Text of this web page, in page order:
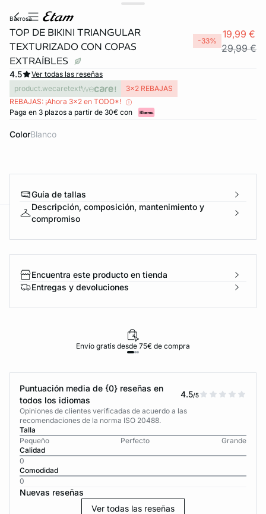
barrosa
TOP DE BIKINI TRIANGULAR
TEXTURIZADO CON COPAS
EXTRAÍBLES
-33%
19,99 €
29,99 €
4.5
Ver todas las reseñas
product.wecaretext
3x2 REBAJAS
REBAJAS: ¡Ahora 3x2 en TODO*!
Paga en 3 plazos a partir de 30€ con
Color blanco
Guía de tallas
Descripción, composición, mantenimiento y
compromiso
Encuentra este producto en tienda
Entregas y devoluciones
Envío gratis desde 75€ de compra
Puntuación media de {0} reseñas en
todos los idiomas
4.5/5
Opiniones de clientes verificadas de acuerdo a las
recomendaciones de la norma ISO 20488.
Talla
Pequeño
Perfecto
Grande
Calidad
0
Comodidad
0
Nuevas reseñas
Ver todas las reseñas